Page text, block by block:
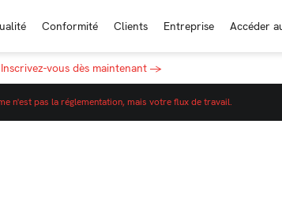
Conformité Clients Entreprise Accéder
Inscrivez-vous dès maintenant →
n'est pas la réglementation, mais votre flux de travail.